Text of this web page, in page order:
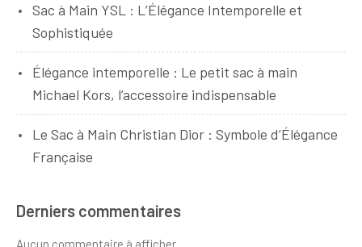
Sac à Main YSL : L’Élégance Intemporelle et
Sophistiquée
Élégance intemporelle : Le petit sac à main
Michael Kors, l’accessoire indispensable
Le Sac à Main Christian Dior : Symbole d’Élégance
Française
Derniers commentaires
Aucun commentaire à afficher.